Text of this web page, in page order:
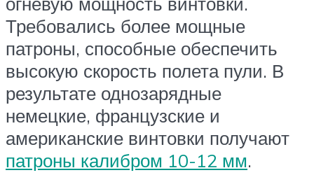
Требовались более мощные
патроны, способные обеспечить
высокую скорость полета пули. В
результате однозарядные
немецкие, французские и
американские винтовки получают
патроны калибром 10-12 мм.